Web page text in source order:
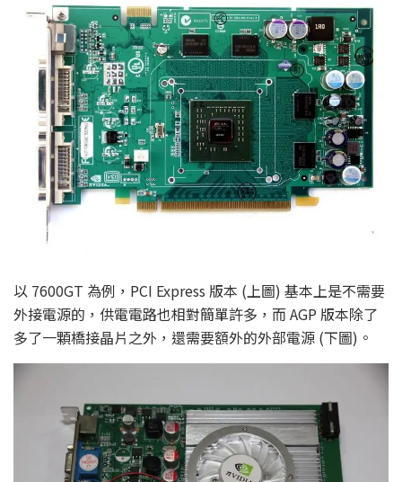
以 7600GT 為例，PCI Express 版本 (上圖) 基本上是不需要
外接電源的，供電電路也相對簡單許多，而 AGP 版本除了
多了一顆橋接晶片之外，還需要額外的外部電源 (下圖)。